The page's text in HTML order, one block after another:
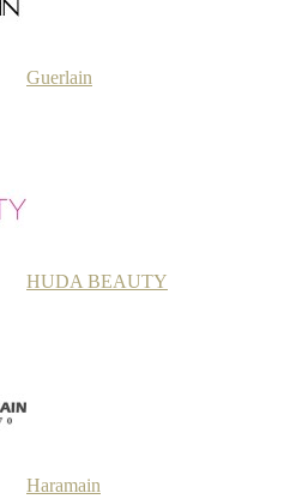
Guerlain
HUDA BEAUTY
Haramain